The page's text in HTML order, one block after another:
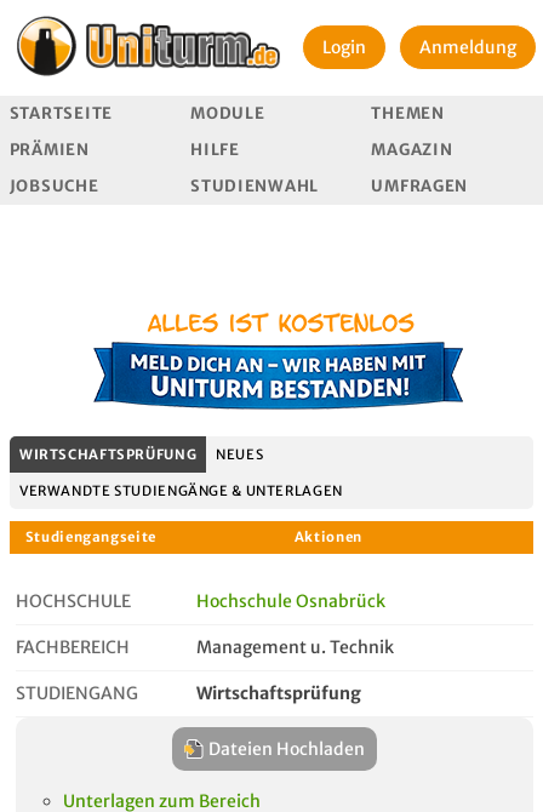
Login Anmeldung
STARTSEITE MODULE
THEMEN
PRÄMIEN
HILFE
MAGAZIN
JOBSUCHE
STUDIENWAHL UMFRAGEN
WIRTSCHAFTSPRÜFUNG NEUES
VERWANDTE STUDIENGÄNGE & UNTERLAGEN
HOCHSCHULE Hochschule Osnabrück
FACHBEREICH Management u. Technik
STUDIENGANG Wirtschaftsprüfung
Dateien Hochladen
Unterlagen zum Bereich